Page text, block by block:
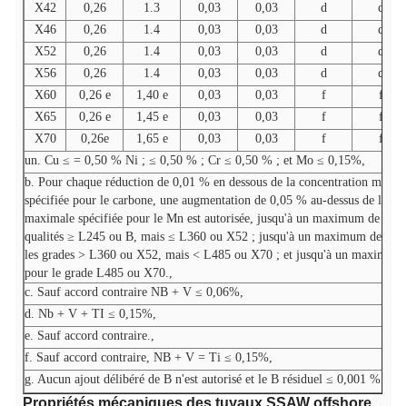
X42
0,26 1.3 0,03 0,03 d
d
X46
0,26 1.4 0,03 0,03 d
d
X52
0,26 1.4 0,03 0,03 d
d
X56
0,26 1.4 0,03 0,03 d
d
X60
0,26 e 1,40 e 0,03 0,03 f
f
X65
0,26 e 1,45 e 0,03 0,03 f
f
X70
0,26e 1,65 e 0,03 0,03 f
f
un. Cu ≤ = 0,50 % Ni ; ≤ 0,50 % ; Cr ≤ 0,50 % ; et Mo ≤ 0,15%,
b. Pour chaque réduction de 0,01 % en dessous de la concentration
spécifiée pour le carbone, une augmentation de 0,05 % au-dessus de la
maximale spécifiée pour le Mn est autorisée, jusqu'à un maximum de
qualités ≥ L245 ou B, mais ≤ L360 ou X52 ; jusqu'à un maximum de
les grades > L360 ou X52, mais < L485 ou X70 ; et jusqu'à un maximum
pour le grade L485 ou X70.,
c. Sauf accord contraire NB + V ≤ 0,06%,
d. Nb + V + TI ≤ 0,15%,
e. Sauf accord contraire.,
f. Sauf accord contraire, NB + V = Ti ≤ 0,15%,
g. Aucun ajout délibéré de B n'est autorisé et le B résiduel ≤ 0,001 %
Propriétés mécaniques des tuyaux SSAW offshore